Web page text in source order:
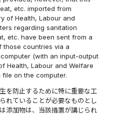
etc. imported from
of Health, Labour and
regarding sanitation
etc. have been sent from a
those countries via a
(with an input-output
Health, Labour and Welfare
on the computer.
を防止するために特に重要な工
れていることが必要なものとし
添加物は、当該措置が講じられ